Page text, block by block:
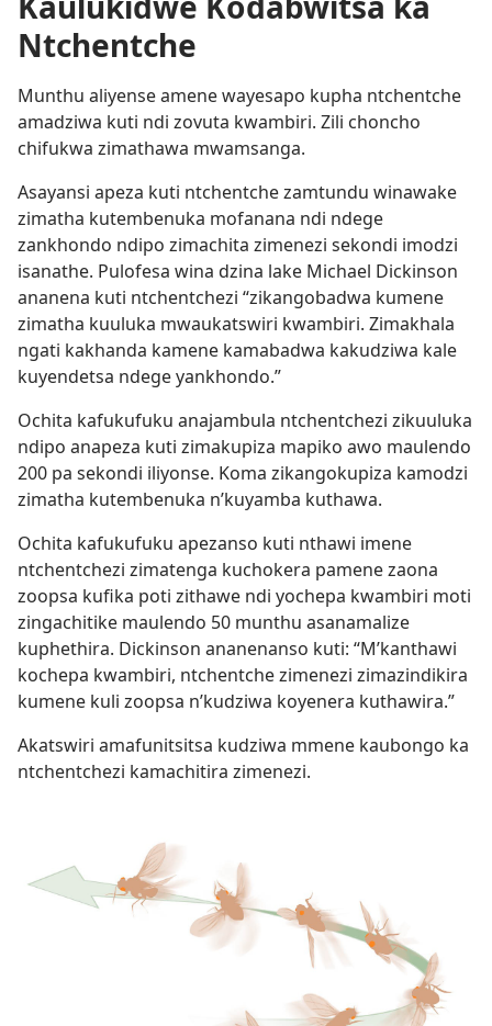
Ntchentche
Munthu aliyense amene wayesapo kupha ntchentche
amadziwa kuti ndi zovuta kwambiri. Zili choncho
chifukwa zimathawa mwamsanga.
Asayansi apeza kuti ntchentche zamtundu winawake
zimatha kutembenuka mofanana ndi ndege
zankhondo ndipo zimachita zimenezi sekondi imodzi
isanathe. Pulofesa wina dzina lake Michael Dickinson
ananena kuti ntchentchezi “zikangobadwa kumene
zimatha kuuluka mwaukatswiri kwambiri. Zimakhala
ngati kakhanda kamene kamabadwa kakudziwa kale
kuyendetsa ndege yankhondo.”
Ochita kafukufuku anajambula ntchentchezi zikuuluka
ndipo anapeza kuti zimakupiza mapiko awo maulendo
200 pa sekondi iliyonse. Koma zikangokupiza kamodzi
zimatha kutembenuka n’kuyamba kuthawa.
Ochita kafukufuku apezanso kuti nthawi imene
ntchentchezi zimatenga kuchokera pamene zaona
zoopsa kufika poti zithawe ndi yochepa kwambiri moti
zingachitike maulendo 50 munthu asanamalize
kuphethira. Dickinson ananenanso kuti: “M’kanthawi
kochepa kwambiri, ntchentche zimenezi zimazindikira
kumene kuli zoopsa n’kudziwa koyenera kuthawira.”
Akatswiri amafunitsitsa kudziwa mmene kaubongo ka
ntchentchezi kamachitira zimenezi.